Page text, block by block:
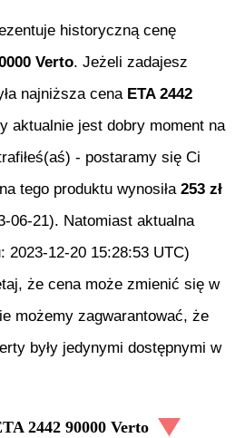
historyczną cenę
Verto. Jeżeli zadajesz
najniższa cena ETA 2442
aktualnie jest dobry moment na
- postaramy się Ci
tego produktu wynosiła 253 zł
06-21). Natomiast aktualna
2023-12-20 15:28:53 UTC)
że cena może zmienić się w
możemy zagwarantować, że
były jedynymi dostępnymi w
2442 90000 Verto